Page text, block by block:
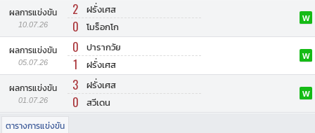
ผลการแข่งขัน
10.07.26
2 ฝรั่งเศส
0 โมร็อกโก
W
ผลการแข่งขัน
05.07.26
0 ปารากวัย
1 ฝรั่งเศส
W
ผลการแข่งขัน
01.07.26
3 ฝรั่งเศส
0 สวีเดน
W
ตารางการแข่งขัน